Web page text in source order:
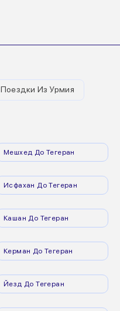
Поездки Из Урмия
Мешхед До Тегеран
Исфахан До Тегеран
Кашан До Тегеран
Керман До Тегеран
Йезд До Тегеран